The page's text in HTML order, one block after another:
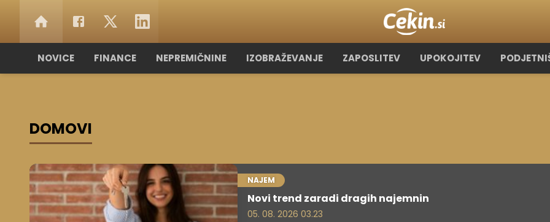
NOVICE FINANCE NEPREMIČNINE IZOBRAŽEVANJE ZAPOSLITEV UPOKOJITEV
DOMOVI
NAJEM
Novi trend zaradi dragih najemnin
05. 08. 2026 03.23